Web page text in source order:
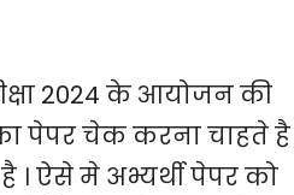
2024 के आयोजन की
पेपर चेक करना चाहते है
। ऐसे मे अभ्यर्थी पेपर को